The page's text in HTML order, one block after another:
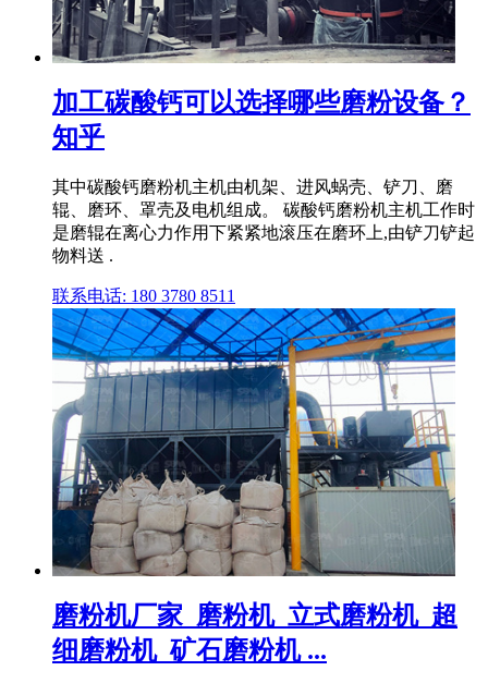
加工碳酸钙可以选择哪些磨粉设备？
知乎
其中碳酸钙磨粉机主机由机架、进风蜗壳、铲刀、磨
辊、磨环、罩壳及电机组成。 碳酸钙磨粉机主机工作时
是磨辊在离心力作用下紧紧地滚压在磨环上,由铲刀铲起
物料送 .
联系电话: 180 3780 8511
磨粉机厂家_磨粉机_立式磨粉机_超
细磨粉机_矿石磨粉机 ...